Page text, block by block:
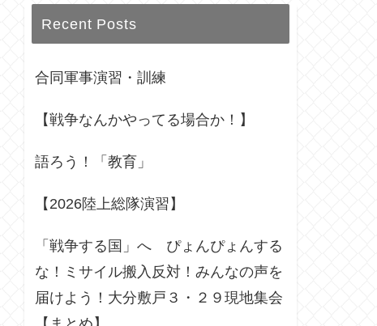
Recent Posts
合同軍事演習・訓練
【戦争なんかやってる場合か！】
語ろう！「教育」
【2026陸上総隊演習】
「戦争する国」へ ぴょんぴょんする
な！ミサイル搬入反対！みんなの声を
届けよう！大分敷戸３・２９現地集会